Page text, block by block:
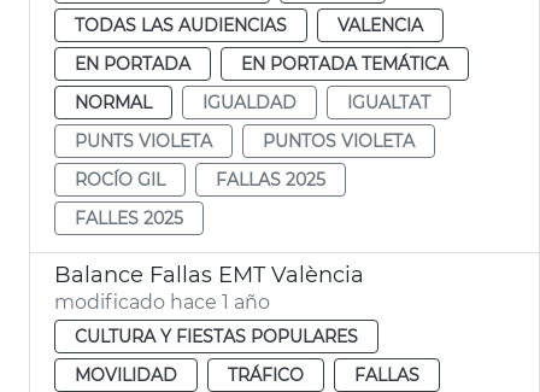
TODAS LAS AUDIENCIAS
VALENCIA
EN PORTADA
EN PORTADA TEMÁTICA
NORMAL
IGUALDAD
IGUALTAT
PUNTS VIOLETA
PUNTOS VIOLETA
ROCÍO GIL
FALLAS 2025
FALLES 2025
Balance Fallas EMT València
modificado hace 1 año
CULTURA Y FIESTAS POPULARES
MOVILIDAD
TRÁFICO FALLAS